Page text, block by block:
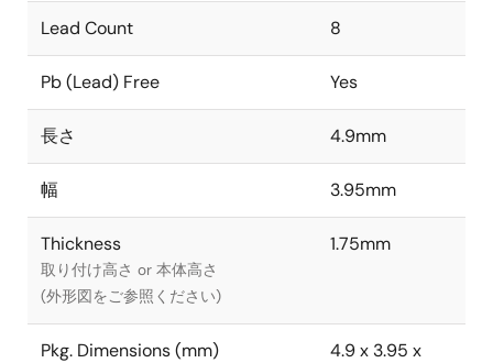
Lead Count 8
Pb (Lead) Free Yes
長さ 4.9mm
幅 3.95mm
Thickness
取り付け高さ or 本体高さ
(外形図をご参照ください)
1.75mm
Pkg. Dimensions (mm)
4.9 x 3.95 x